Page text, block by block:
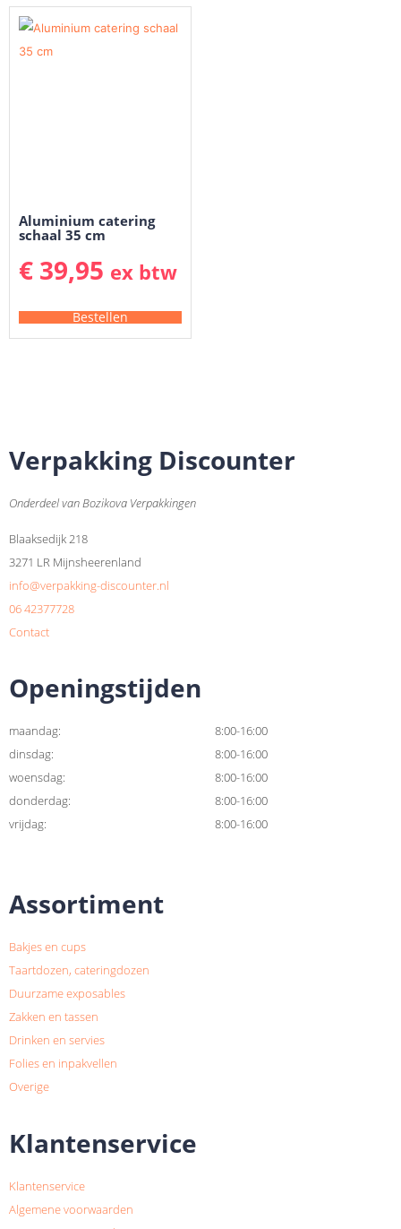
Aluminium catering
schaal 35 cm
€ 39,95 ex btw
Bestellen
Verpakking Discounter
Onderdeel van Bozikova Verpakkingen
Blaaksedijk 218
3271 LR Mijnsheerenland
info@verpakking-discounter.nl
06 42377728
Contact
Openingstijden
maandag:
8:00-16:00
dinsdag:
8:00-16:00
woensdag:
8:00-16:00
donderdag:
8:00-16:00
vrijdag:
8:00-16:00
Assortiment
Bakjes en cups
Taartdozen, cateringdozen
Duurzame exposables
Zakken en tassen
Drinken en servies
Folies en inpakvellen
Overige
Klantenservice
Klantenservice
Algemene voorwaarden